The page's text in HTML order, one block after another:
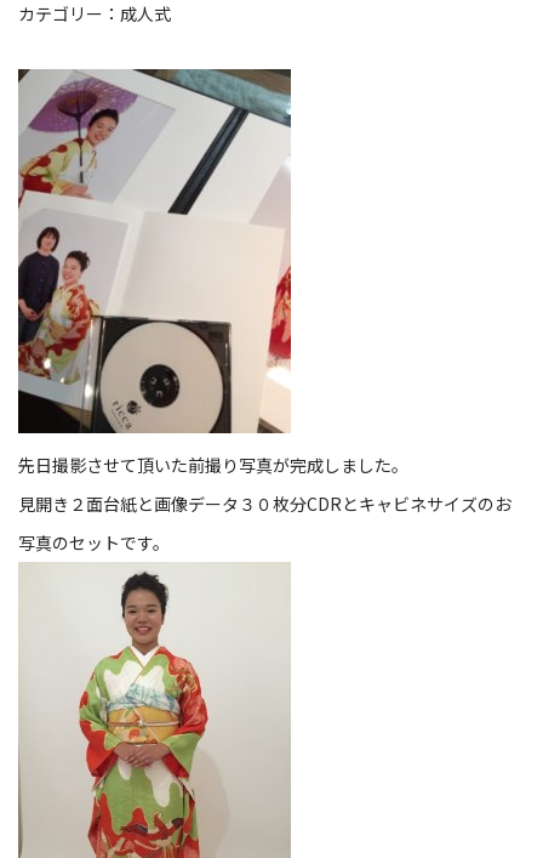
カテゴリー： 成人式
先日撮影させて頂いた前撮り写真が完成しました。
見開き２面台紙と画像データ３０枚分CDRとキャビネサイズのお
写真のセットです。